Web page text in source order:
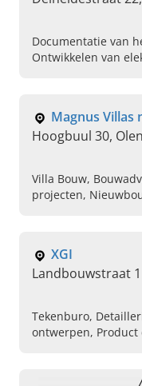
Documentatie van
Ontwikkelen van
Magnus Villas
Hoogbuul 30, Olen
Villa Bouw,
projecten,
XGI
Landbouwstraat
Tekenburo,
ontwerpen, Product